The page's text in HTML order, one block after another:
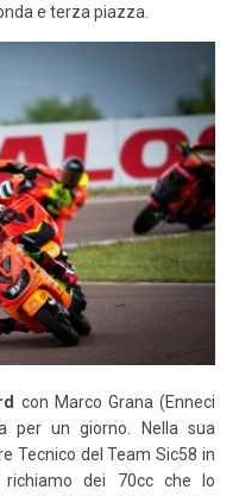
e terza piazza.
con Marco Grana (Enneci
per un giorno. Nella sua
Tecnico del Team Sic58 in
dei 70cc che lo